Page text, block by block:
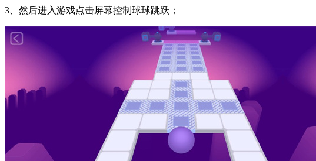
3、然后进入游戏点击屏幕控制球球跳跃；